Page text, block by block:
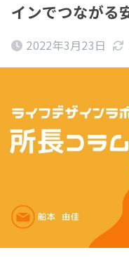
インでつながる
2022年3月23日